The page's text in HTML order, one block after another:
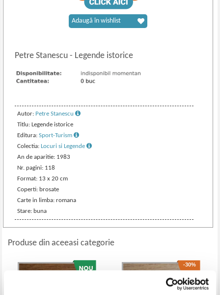
Petre Stanescu- Legende istorice
Autor: Petre Stanescu
Titlu: Legende istorice
Editura:Sport-Turism
Colectia:Locuri si Legende
An de aparitie: 1983
Nr. pagini: 118
Format: 13 x 20 cm
Coperti: brosate
Carte in limba: romana
Stare: buna
Adaugă în wishlist
Produse din aceeasi categorie
-30%